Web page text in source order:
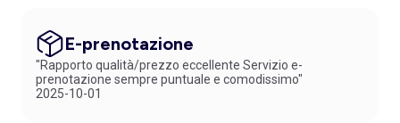
E-prenotazione
"Rapporto qualità/prezzo eccellente Servizio e-
prenotazione sempre puntuale e comodissimo"
2025-10-01